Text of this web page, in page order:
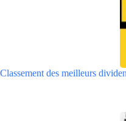
Classement des meilleurs